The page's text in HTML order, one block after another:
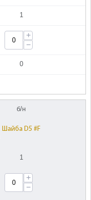
1
+
−
0
б/н
Шайба D5 #F
1
+
−